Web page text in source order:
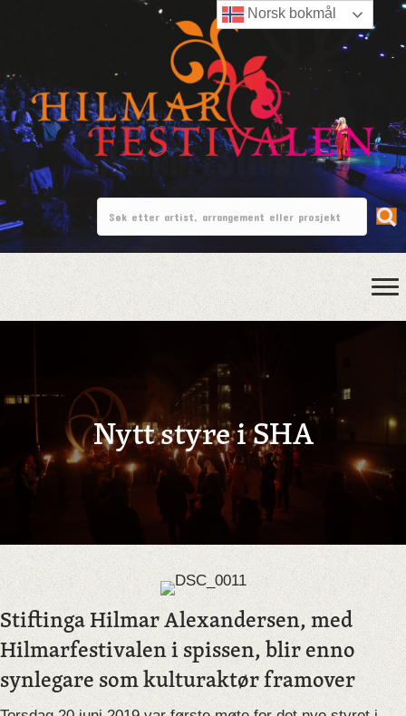
Nytt styre i SHA
Stiftinga Hilmar Alexandersen, med
Hilmarfestivalen i spissen, blir enno
synlegare som kulturaktør framover
Norsk bokmål